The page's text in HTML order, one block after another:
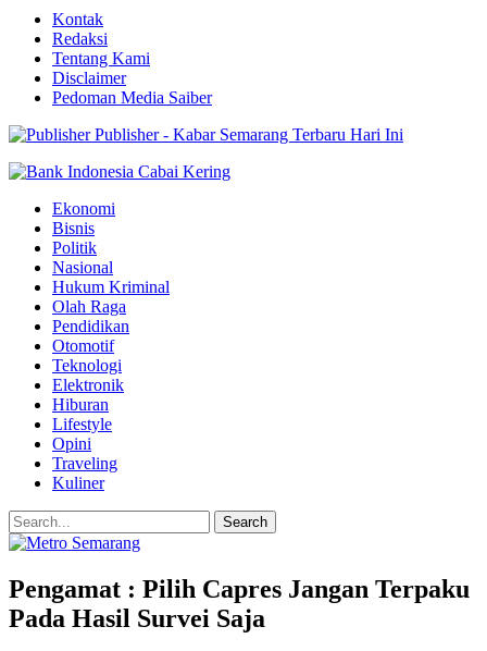
Kontak
Redaksi
Tentang Kami
Disclaimer
Pedoman Media Saiber
Publisher - Kabar Semarang Terbaru Hari Ini
Ekonomi
Bisnis
Politik
Nasional
Hukum Kriminal
Olah Raga
Pendidikan
Otomotif
Teknologi
Elektronik
Hiburan
Lifestyle
Opini
Traveling
Kuliner
Pengamat : Pilih Capres Jangan Terpaku
Pada Hasil Survei Saja